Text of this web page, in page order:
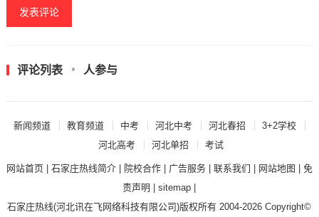
评论列表 人参与
新闻频道 教育频道 中考 河北中考 河北春招
3+2学校
河北高考
河北单招 考试
网站首页| 石家庄热线简介| 院校合作| 广告服务| 联系我们 网站地图
免
责声明
|sitemap
石家庄热线(河北讯在飞网络科技有限公司)版权所有 2004-2026 Copyright©